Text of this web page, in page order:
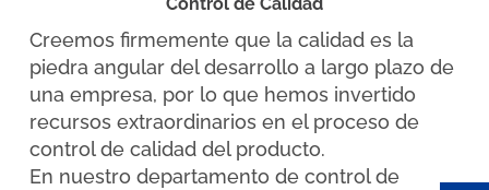
Control de Calidad
Creemos firmemente que la calidad es la
piedra angular del desarrollo a largo plazo de
una empresa, por lo que hemos invertido
recursos extraordinarios en el proceso de
control de calidad del producto.
En nuestro departamento de control de